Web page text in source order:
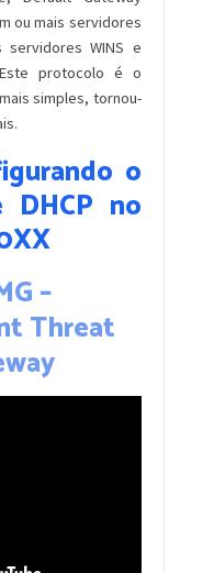
ou mais servidores
servidores WINS e
protocolo é o
simples, tornou-
o
DHCP no
–
Threat